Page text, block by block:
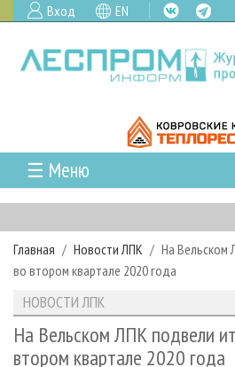
Вход EN
☰ Меню
ГЛАВНАЯ
РУБРИКИ И ТЕМЫ
РУБРИКИ ЖУРНАЛА
ЛЕСОЗАГОТОВКА
ЛЕСОПИЛЕНИЕ
НОВОСТИ
НОВОСТИ ЛПК
НОВОСТИ ЖУРНАЛА
ПРОЕКТЫ ЛПИ
АНАЛИТИКА
ПРЕДПРИЯТИЯ ЛПК
АРХИВ
АРХИВ ЖУРНАЛОВ
О ЖУРНАЛЕ
Главная Новости ЛПК
На Вельском
во втором квартале 2020 года
НОВОСТИ ЛПК
На Вельском ЛПК подвели
втором квартале 2020 года